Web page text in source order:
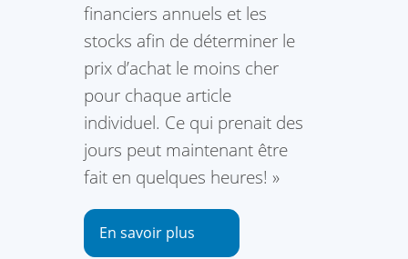
financiers annuels et les
stocks afin de déterminer le
prix d’achat le moins cher
pour chaque article
individuel. Ce qui prenait des
jours peut maintenant être
fait en quelques heures! »
En savoir plus